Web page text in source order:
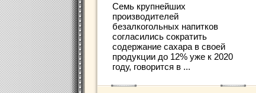
Семь крупнейших
производителей
безалкогольных напитков
согласились сократить
содержание сахара в своей
продукции до 12% уже к 2020
году, говорится в ...